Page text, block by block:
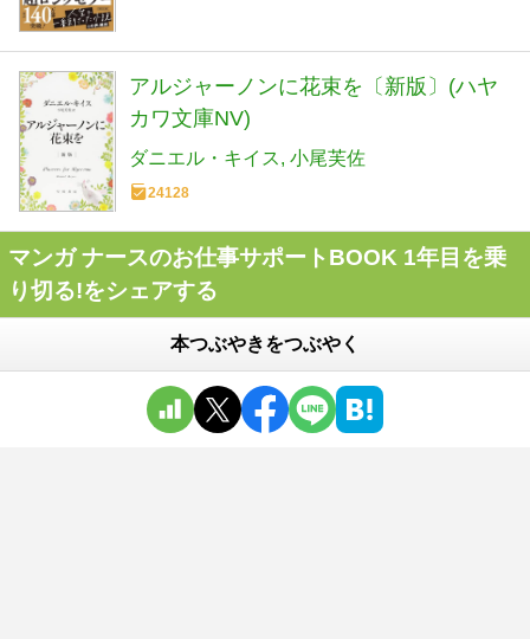
アルジャーノンに花束を〔新版〕(ハヤ
カワ文庫NV)
ダニエル・キイス 小尾芙佐
24128
マンガ ナースのお仕事サポートBOOK 1年目を乗
り切る!をシェアする
本つぶやきをつぶやく